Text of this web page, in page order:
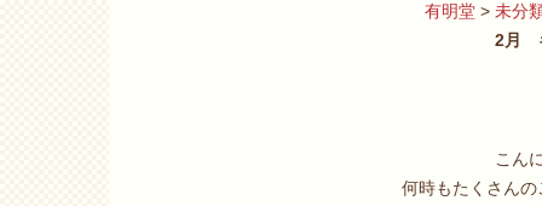
有明堂 > 未分
2月
こん
何時もたくさん